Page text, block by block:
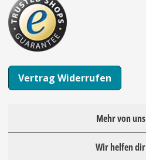
Vertrag Widerrufen
Mehr von uns
Wir helfen dir